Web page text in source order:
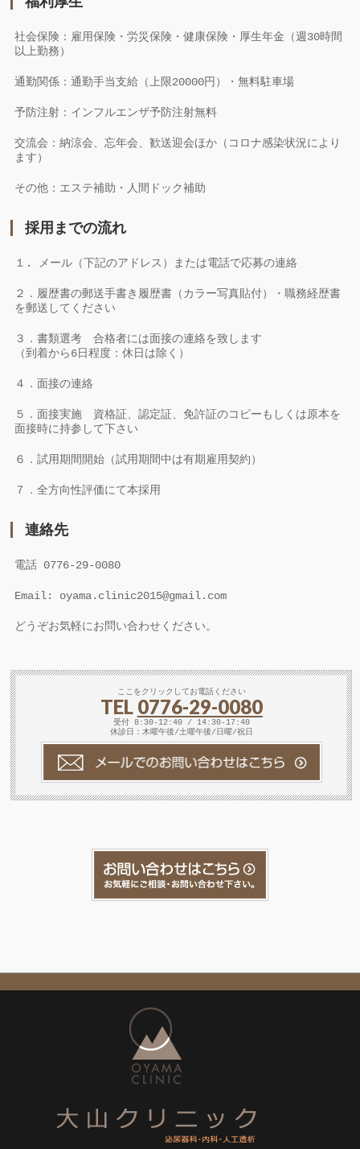
社会保険：雇用保険・労災保険・健康保険・厚生年金（週30時間
以上勤務）
通勤関係：通勤手当支給（上限20000円）・無料駐車場
予防注射：インフルエンザ予防注射無料
交流会：納涼会、忘年会、歓送迎会ほか（コロナ感染状況により
ます）
その他：エステ補助・人間ドック補助
採用までの流れ
１. メール（下記のアドレス）または電話で応募の連絡
２．履歴書の郵送手書き履歴書（カラー写真貼付）・職務経歴書
を郵送してください
３．書類選考 合格者には面接の連絡を致します
（到着から6日程度：休日は除く）
４．面接の連絡
５．面接実施 資格証、認定証、免許証のコピーもしくは原本を
面接時に持参して下さい
６．試用期間開始（試用期間中は有期雇用契約）
７．全方向性評価にて本採用
連絡先
電話 0776-29-0080
Email: oyama.clinic2015@gmail.com
どうぞお気軽にお問い合わせください。
ここをクリックしてお電話ください
TEL 0776-29-0080
受付 8:30-12:40 / 14:30-17:40
休診日：木曜午後/土曜午後/日曜/祝日